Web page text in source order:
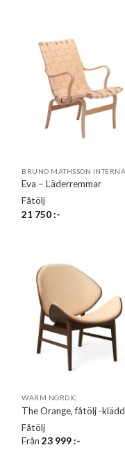
Eva – Läderremmar
Fåtölj
21 750:-
WARM NORDIC
The Orange, fåtölj -klädd
Fåtölj
Från23 999:-